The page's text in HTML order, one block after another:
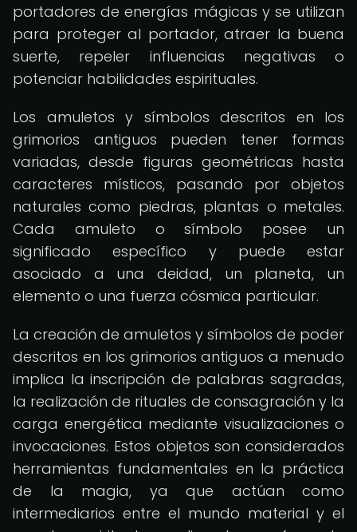
portadores de energías mágicas y se utilizan
para proteger al portador, atraer la buena
suerte, repeler influencias negativas o
potenciar habilidades espirituales.
Los amuletos y símbolos descritos en los
grimorios antiguos pueden tener formas
variadas, desde figuras geométricas hasta
caracteres místicos, pasando por objetos
naturales como piedras, plantas o metales.
Cada amuleto o símbolo posee un
significado específico y puede estar
asociado a una deidad, un planeta, un
elemento o una fuerza cósmica particular.
La creación de amuletos y símbolos de poder
descritos en los grimorios antiguos a menudo
implica la inscripción de palabras sagradas,
la realización de rituales de consagración y la
carga energética mediante visualizaciones o
invocaciones. Estos objetos son considerados
herramientas fundamentales en la práctica
de la magia, ya que actúan como
intermediarios entre el mundo material y el